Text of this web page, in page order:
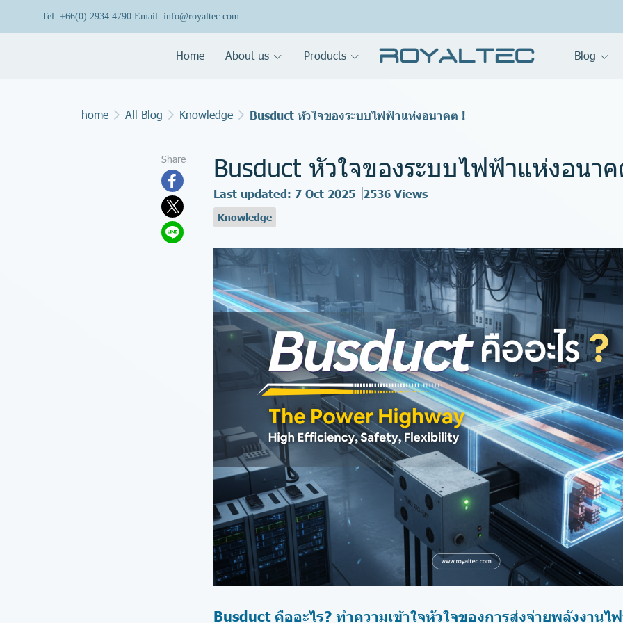
Tel: +66(0) 2934 4790 Email: info@royaltec.com
Home About us Products Blog
home All Blog Knowledge Busduct หัวใจของระบบไฟฟ้าแห่งอนาคต !
Share Busduct หัวใจของระบบไฟฟ้าแห่งอนา
Last updated: 7 Oct 2025 2536 Views
Knowledge
Busduct คืออะไร? ทำความเข้าใจหัวใจของการส่งจ่ายพลังงานไ